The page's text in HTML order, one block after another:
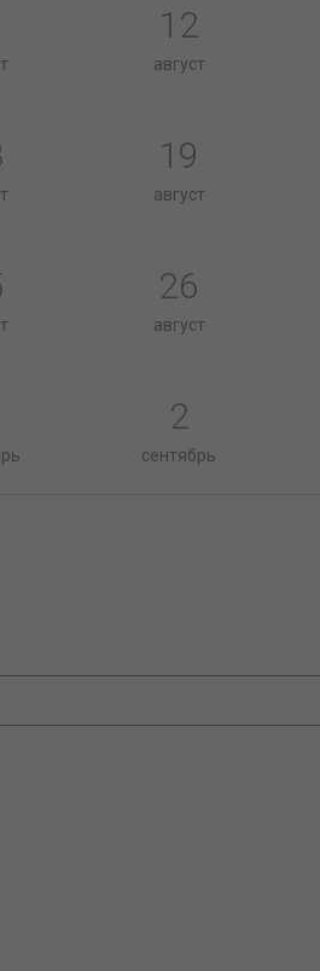
12
август
19
август
26
август
2
сентябрь